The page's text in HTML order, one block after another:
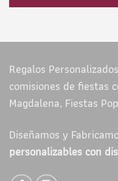
Regalos
comisiones de fiestas
Magdalena, Fiestas
Diseñamos y
personalizables con